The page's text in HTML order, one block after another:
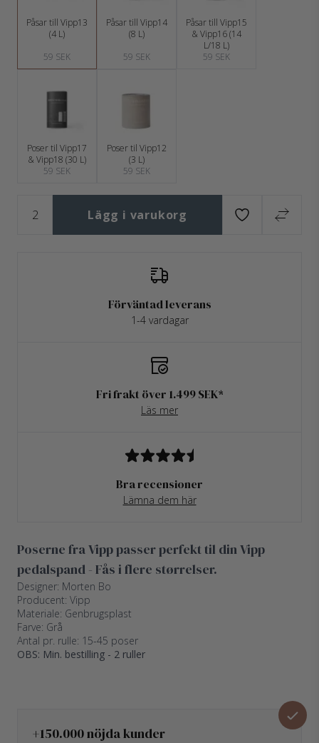
Påsar till Vipp13
(4 L)
59 SEK
Påsar till Vipp14
(8 L)
59 SEK
Påsar till Vipp15
& Vipp16 (14
L/18 L)
59 SEK
Poser til Vipp17
& Vipp18 (30 L)
59 SEK
Poser til Vipp12
(3 L)
59 SEK
Lägg i varukorg
Förväntad leverans
1-4 vardagar
Fri frakt över 1.499 SEK*
Läs mer
Bra recensioner
Lämna dem här
Poserne fra Vipp passer perfekt til din Vipp
pedalspand - Fås i flere størrelser.
Designer: Morten Bo
Producent: Vipp
Materiale: Genbrugsplast
Farve: Grå
Antal pr. rulle: 15-45 poser
OBS: Min. bestilling - 2 ruller
+150.000 nöjda kunder